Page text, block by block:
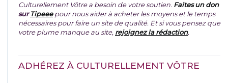
Culturellement Vôtre a besoin de votre soutien. Faites un don
surTipeeepour nous aider à acheter les moyens et le temps
nécessaires pour faire un site de qualité. Et si vous pensez que
votre plume manque au site, rejoignez la rédaction.
ADHÉREZ À CULTURELLEMENT VÔTRE